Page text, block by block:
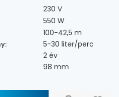
230 V
550 W
100-42,5 m
5-30 liter/perc
2 év
98 mm